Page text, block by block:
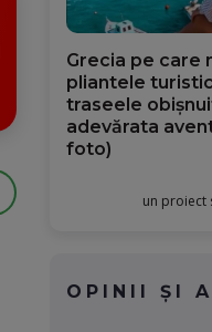
Grecia pe care
pliantele
traseele
adevărata
foto)
un proiect
OPINII ȘI